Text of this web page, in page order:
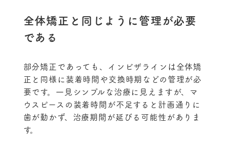
全体矯正と同じように管理が必要
である
部分矯正であっても、インビザラインは全体矯
正と同様に装着時間や交換時期などの管理が必
要です。一見シンプルな治療に見えますが、マ
ウスピースの装着時間が不足すると計画通りに
歯が動かず、治療期間が延びる可能性がありま
す。